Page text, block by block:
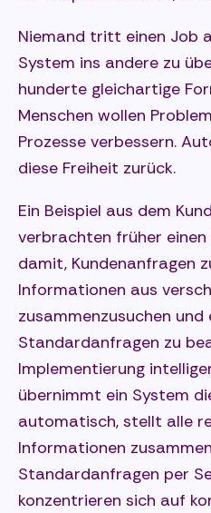
Niemand tritt einen Job
System ins andere zu
hunderte gleichartige
Menschen wollen
Prozesse verbessern.
diese Freiheit zurück.
Ein Beispiel aus dem
verbrachten früher
damit, Kundenanfragen
Informationen aus
zusammenzusuchen und
Standardanfragen zu
Implementierung
übernimmt ein System
automatisch, stellt alle
Informationen
Standardanfragen per
konzentrieren sich auf